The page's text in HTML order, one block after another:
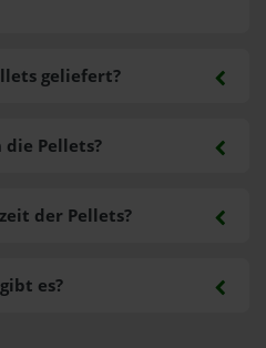
geliefert?
es?
Pellets?
der Pellets?